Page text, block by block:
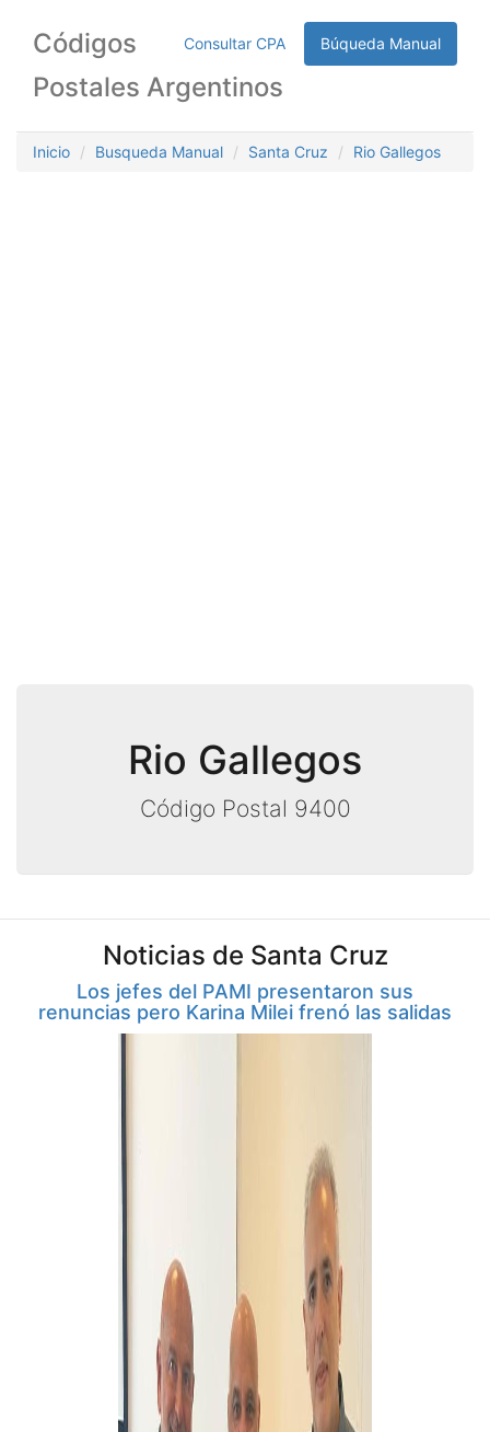
Consultar CPA Búqueda Manual
Códigos
Postales Argentinos
Inicio Busqueda Manual Santa Cruz Rio Gallegos
Rio Gallegos
Código Postal 9400
Noticias de Santa Cruz
Los jefes del PAMI presentaron sus
renuncias pero Karina Milei frenó las salidas